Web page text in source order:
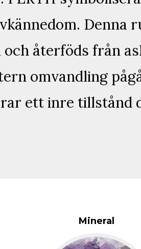
Denna
återföds från
omvandling
ett inre tillstånd
Mineral